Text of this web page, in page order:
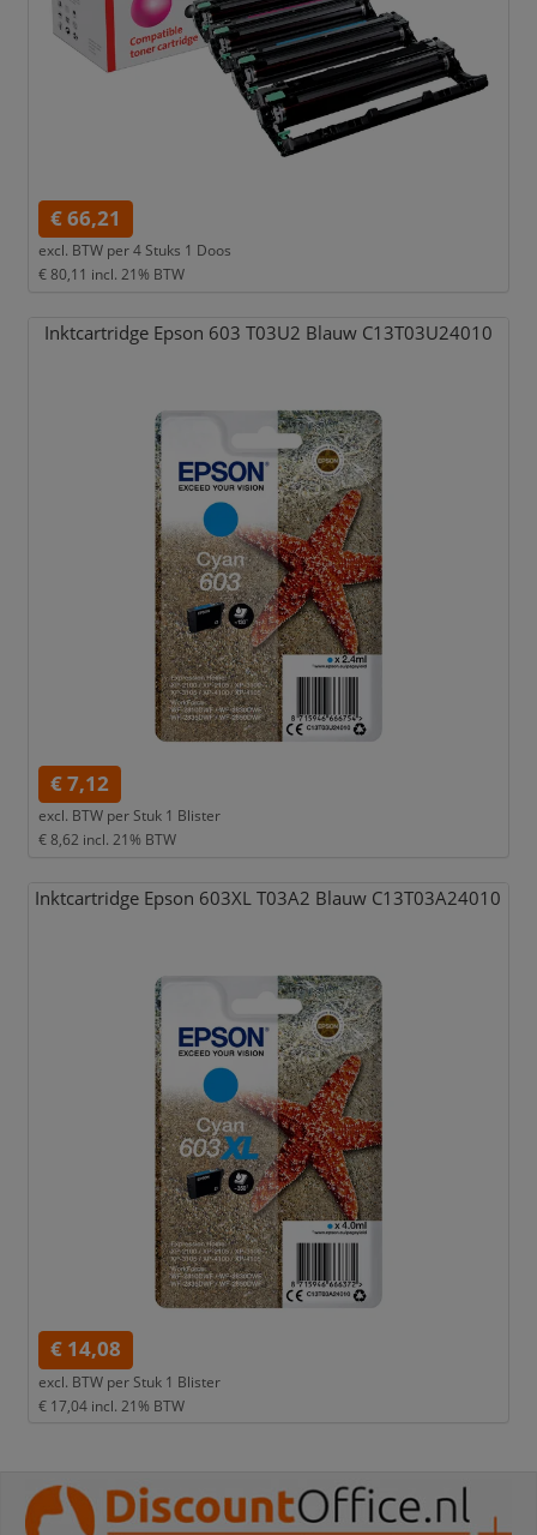
€ 66,21
excl. BTW per4 Stuks 1 Doos
€ 80,11 incl. 21% BTW
Inktcartridge Epson 603 T03U2 Blauw C13T03U24010
€ 7,12
excl. BTW per Stuk 1 Blister
€ 8,62 incl. 21% BTW
Inktcartridge Epson 603XL T03A2 Blauw C13T03A24010
€ 14,08
excl. BTW per Stuk 1 Blister
€ 17,04 incl. 21% BTW